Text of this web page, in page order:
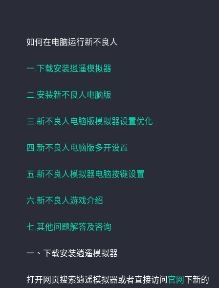
如何在电脑运行新不良人
一.下载安装逍遥模拟器
二.安装新不良人电脑版
三.新不良人电脑版模拟器设置优化
四.新不良人电脑版多开设置
五.新不良人模拟器电脑按键设置
六.新不良人游戏介绍
七.其他问题解答及咨询
一、下载安装逍遥模拟器
打开网页搜索逍遥模拟器或者直接访问官网下新的